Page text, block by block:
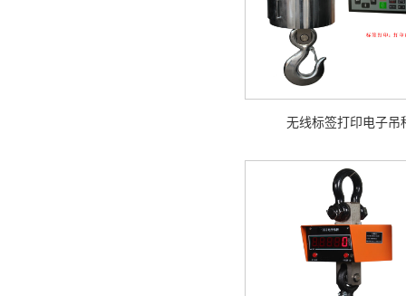
无线标签打印电子吊